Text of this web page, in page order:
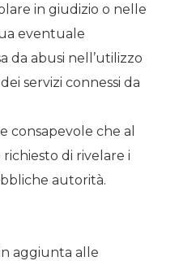
in giudizio o nelle
eventuale
da abusi nell’utilizzo
servizi connessi da
consapevole che al
di rivelare i
autorità.
aggiunta alle